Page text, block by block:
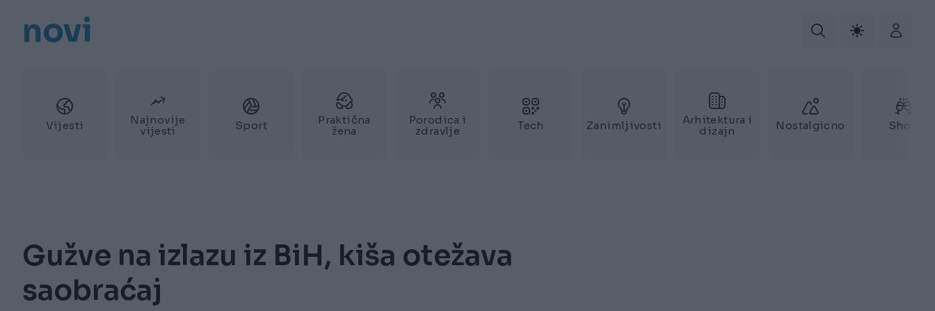
novi
Vijesti
Najnovije
vijesti
Sport
Praktična
žena
Porodica i
zdravlje
Tech Zanimljivosti
Arhitektura i
dizajn
Nostalgicno Show
Gužve na izlazu iz BiH, kiša otežava
saobraćaj